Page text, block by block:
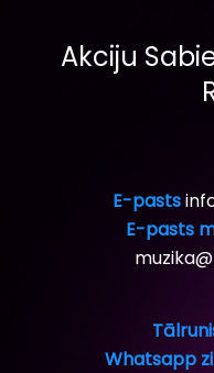
Akciju
E-pasts
E-pasts
Whatsapp